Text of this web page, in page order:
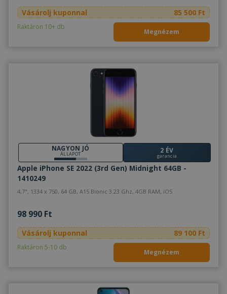
Vásárolj kuponnal 85 500 Ft
Raktáron 10+ db
Megnézem
NAGYON JÓ
ÁLLAPOT 2 ÉV
garancia
Apple iPhone SE 2022 (3rd Gen) Midnight 64GB -
1410249
4,7", 1334 x 750, 64 GB, A15 Bionic 3.23 Ghz, 4GB RAM, iOS
98 990 Ft
Vásárolj kuponnal 89 100 Ft
Raktáron 5-10 db
Megnézem